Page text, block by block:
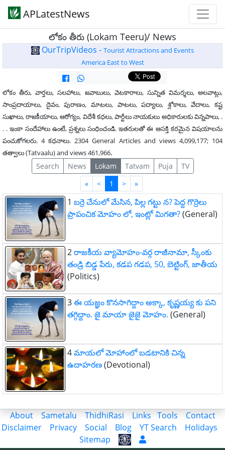
APLatestNews
లోకం తీరు (Lokam Teeru)/ News
OurTripVideos - Tourist Attractions and Events
America East to West
లోకం తీరు, వార్తలు, సలహాలు, జవాబులు, వెటకారాలు, సున్నిత విమర్శలు, అలవాట్లు,
సాంప్రదాయాలు, దైవం, పురాణం, మాటలు, పాటలు, పద్యాలు, శ్లోకాలు, వేదాలు, కష్ట
సుఖాలు, రాజకీయాలు, ఆరోగ్యం, విదేశీ కధలు, పార్టీలు నాయకులు అధికారులకు విన్నపాలు, .
. . ఇంకా సందేహాలు ఉంటే, ప్రశ్నలు సంధించండి. ఇతరులతో ఈ ఆసక్తి కరమైన విషయాలను
పంచుకోగలరు. 4 కధనాలు. 2304 General Articles and views 4,099,177; 104
తత్వాలు (Tatvaalu) and views 461,966.
Search News Lokam Tatvam Puja
TV
«First
< 1 > »Last
1 బర్రె చేనులో మేసిన, పిల్ల గట్టు న? పెద్ద గొర్రెలు
ప్రాపంచిక మోహం లో, ఇంట్లో మిగతా?(General)
2రాజకీయ వ్యామోహం-వర్గ రాజీనామా, స్కీంకు
తండ్రి బిడ్డ పేరు, కడప గడప, 50, బెట్టింగ్, జాతీయ
(Politics)
3ఈ యజ్ఞం కొనసాగిద్దాం అక్కా, కృష్ణయ్య కు పని
తగ్గిద్దాం. జై మాయా జైజై మోహం. (General)
4మాయలో మోహాంలో బడటానికి చిన్న
ఉదాహరణ(Devotional)
About Sametalu ThidhiRasi Links Tools
Contact
Disclaimer
Privacy Social Blog YT Search
Holidays
Sitemap